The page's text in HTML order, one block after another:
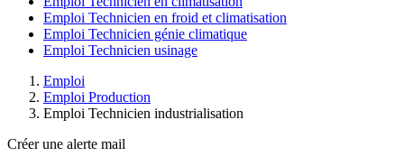
Emploi Technicien en froid et climatisation
Emploi Technicien génie climatique
Emploi Technicien usinage
Emploi
Emploi Production
Emploi Technicien industrialisation
Créer une alerte mail